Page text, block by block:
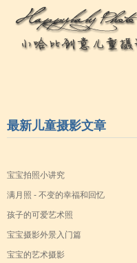
最新儿童摄影文章
宝宝拍照小讲究
满月照 - 不变的幸福和回忆
孩子的可爱艺术照
宝宝摄影外景入门篇
宝宝的艺术摄影